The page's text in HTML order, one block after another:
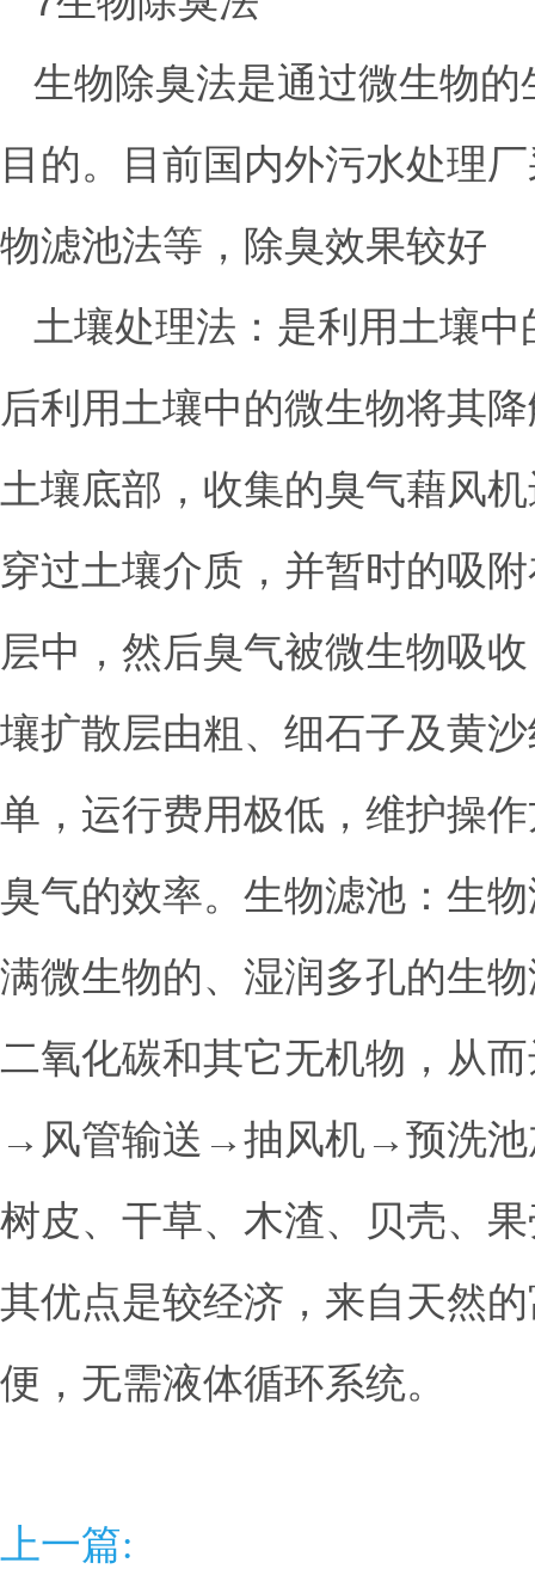
生物除臭法是通过微生物
目的。目前国内外污水处理
物滤池法等，除臭效果较好
土壤处理法：是利用土壤
后利用土壤中的微生物将其
土壤底部，收集的臭气藉风
穿过土壤介质，并暂时的吸
层中，然后臭气被微生物吸
壤扩散层由粗、细石子及黄
单，运行费用极低，维护操
臭气的效率。生物滤池：生
满微生物的、湿润多孔的生
二氧化碳和其它无机物，从
→风管输送→抽风机→预洗池
树皮、干草、木渣、贝壳、
其优点是较经济，来自天然
便，无需液体循环系统。
上一篇: